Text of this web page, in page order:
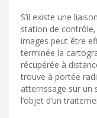
S’il existe une
station de contrôle,
images peut être
terminée la
récupérée à
trouve à portée
atterrissage sur un
l’objet d’un